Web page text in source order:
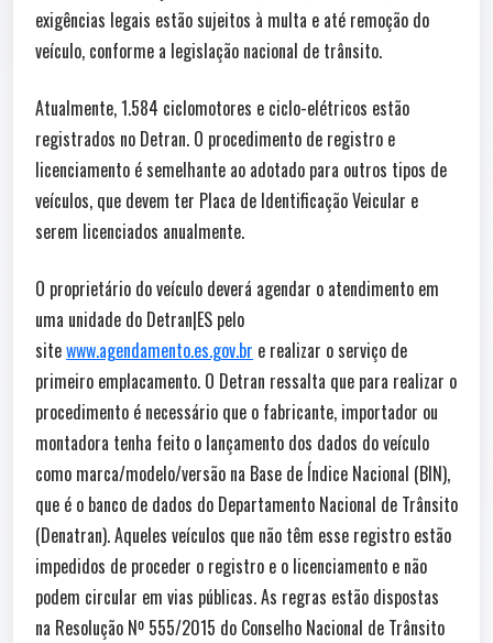
exigências legais estão sujeitos à multa e até remoção do
veículo, conforme a legislação nacional de trânsito.
Atualmente, 1.584 ciclomotores e ciclo-elétricos estão
registrados no Detran. O procedimento de registro e
licenciamento é semelhante ao adotado para outros tipos de
veículos, que devem ter Placa de Identificação Veicular e
serem licenciados anualmente.
O proprietário do veículo deverá agendar o atendimento em
uma unidade do Detran|ES pelo
sitewww.agendamento.es.gov.br e realizar o serviço de
primeiro emplacamento. O Detran ressalta que para realizar o
procedimento é necessário que o fabricante, importador ou
montadora tenha feito o lançamento dos dados do veículo
como marca/modelo/versão na Base de Índice Nacional (BIN),
que é o banco de dados do Departamento Nacional de Trânsito
(Denatran). Aqueles veículos que não têm esse registro estão
impedidos de proceder o registro e o licenciamento e não
podem circular em vias públicas. As regras estão dispostas
na Resolução Nº 555/2015 do Conselho Nacional de Trânsito